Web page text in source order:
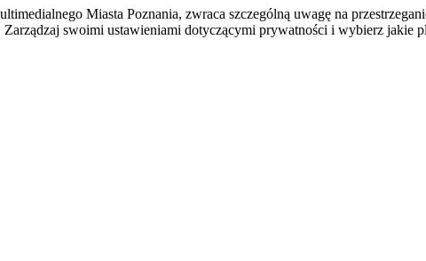
Miasta Poznania, zwraca szczególną uwagę na
swoimi ustawieniami dotyczącymi prywatności i wybierz jakie